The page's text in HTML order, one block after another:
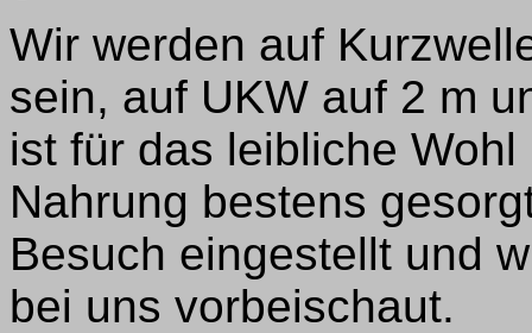
Wir werden auf
sein, auf UKW auf 2 m
ist für das leibliche
Nahrung bestens
Besuch eingestellt und
bei uns vorbeischaut.